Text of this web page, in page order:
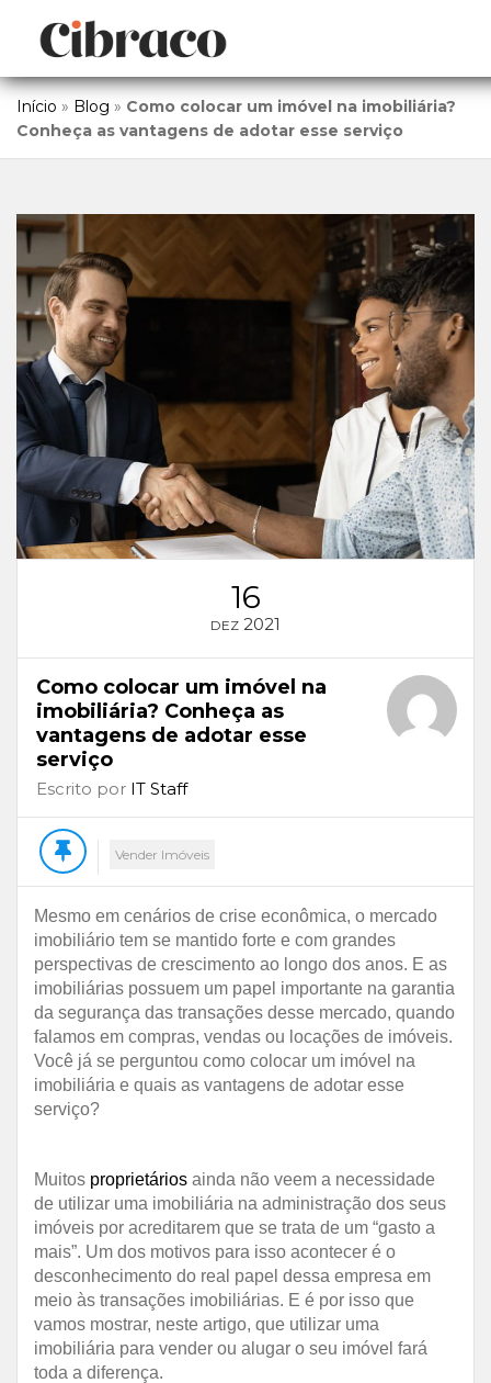
Início » Blog » Como colocar um imóvel na imobiliária?
Conheça as vantagens de adotar esse serviço
16
DEZ 2021
Como colocar um imóvel na
imobiliária? Conheça as
vantagens de adotar esse
serviço
Escrito por IT Staff
Vender Imóveis
Mesmo em cenários de crise econômica, o mercado
imobiliário tem se mantido forte e com grandes
perspectivas de crescimento ao longo dos anos. E as
imobiliárias possuem um papel importante na garantia
da segurança das transações desse mercado, quando
falamos em compras, vendas ou locações de imóveis.
Você já se perguntou como colocar um imóvel na
imobiliária e quais as vantagens de adotar esse
serviço?
Muitos proprietários ainda não veem a necessidade
de utilizar uma imobiliária na administração dos seus
imóveis por acreditarem que se trata de um “gasto a
mais”. Um dos motivos para isso acontecer é o
desconhecimento do real papel dessa empresa em
meio às transações imobiliárias. E é por isso que
vamos mostrar, neste artigo, que utilizar uma
imobiliária para vender ou alugar o seu imóvel fará
toda a diferença.